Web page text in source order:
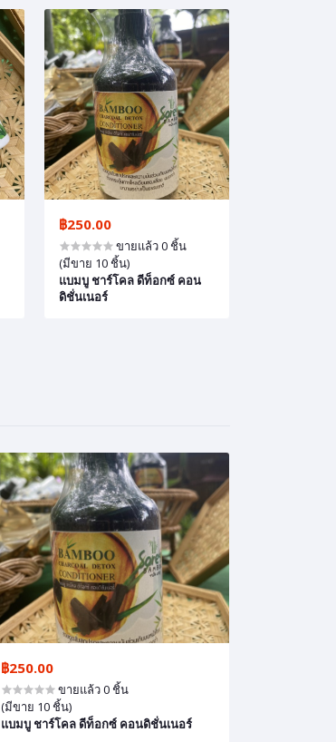
฿100.00
ขายแล้ว 0 ชิ้น
(มีขาย 10 ชิ้น)
ถ่านไม้ไผ่ชนิดเกล็ด - Bamboo
Biochar
฿250.00
ขายแล้ว 0 ชิ้น
(มีขาย 10 ชิ้น)
แบมบู ชาร์โคล ดีท็อกซ์ คอนดิชั่นเนอร์